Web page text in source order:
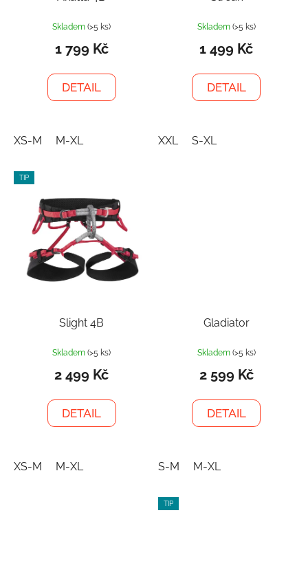
Skladem(>5 ks)
1 799 Kč
DETAIL
XS-M M-XL
Skladem (>5 ks)
1 499 Kč
DETAIL
XXL S-XL
TIP
Slight 4B
Skladem(>5 ks)
2 499 Kč
DETAIL
XS-M M-XL
Gladiator
Skladem (>5 ks)
2 599 Kč
DETAIL
S-M M-XL
TIP